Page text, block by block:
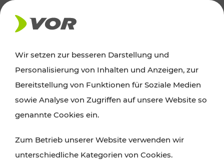
AKTUELLES
News
Alle wichtigen Meldungen zu Fahrplanänderungen,
finden Sie hier im Überblick.
Wir setzen zur besseren Darstellung und
Personalisierung von Inhalten und Anzeigen, zur
Bereitstellung von Funktionen für Soziale Medien
sowie Analyse von Zugriffen auf unsere Website so
genannte Cookies ein.
Zum Betrieb unserer Website verwenden wir
unterschiedliche Kategorien von Cookies.